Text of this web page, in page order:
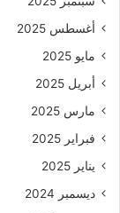
أغسطس 2025
مايو 2025
أبريل 2025
مارس 2025
فبراير 2025
يناير 2025
ديسمبر 2024